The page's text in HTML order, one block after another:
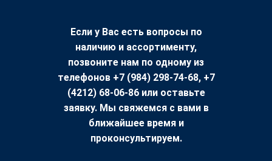
Если у Вас есть вопросы по
наличию и ассортименту,
позвоните нам по одному из
телефонов +7 (984) 298-74-68, +7
(4212) 68-06-86 или оставьте
заявку. Мы свяжемся с вами в
ближайшее время и
проконсультируем.